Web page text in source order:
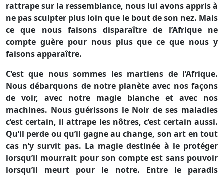
rattrape sur la ressemblance, nous lui avons appris à
ne pas sculpter plus loin que le bout de son nez. Mais
ce que nous faisons disparaître de l’Afrique ne
compte guère pour nous plus que ce que nous y
faisons apparaître.
C’est que nous sommes les martiens de l’Afrique.
Nous débarquons de notre planète avec nos façons
de voir, avec notre magie blanche et avec nos
machines. Nous guérissons le Noir de ses maladies
c’est certain, il attrape les nôtres, c’est certain aussi.
Qu’il perde ou qu’il gagne au change, son art en tout
cas n’y survit pas. La magie destinée à le protéger
lorsqu’il mourrait pour son compte est sans pouvoir
lorsqu’il meurt pour le notre. Entre le paradis